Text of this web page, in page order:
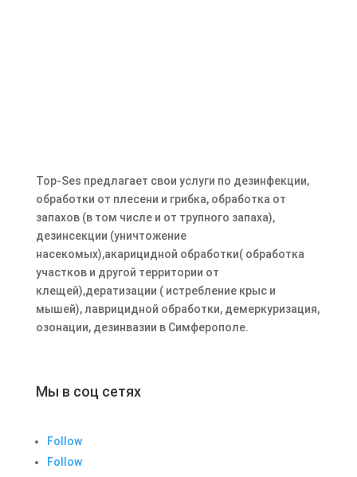
Top-Ses предлагает свои услуги по дезинфекции,
обработки от плесени и грибка, обработка от
запахов (в том числе и от трупного запаха),
дезинсекции (уничтожение
насекомых),акарицидной обработки( обработка
участков и другой территории от
клещей),дератизации ( истребление крыс и
мышей), лаврицидной обработки, демеркуризация,
озонации, дезинвазии в Симферополе.
Мы в соц сетях
Follow
Follow